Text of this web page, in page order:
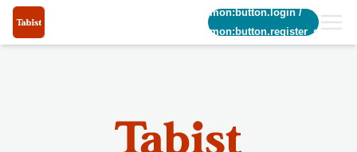
common:button.login/
common:button.register_short